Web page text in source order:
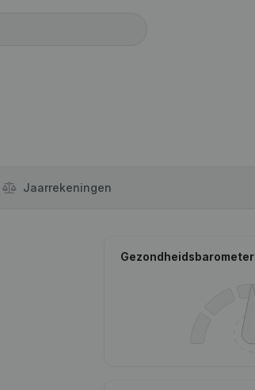
Jaar­rekeningen
Gezondheidsbarometer